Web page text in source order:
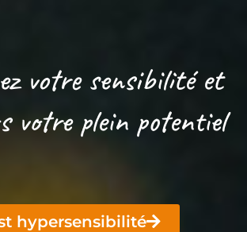
votre sensibilité et
votre plein potentiel
hypersensibilité